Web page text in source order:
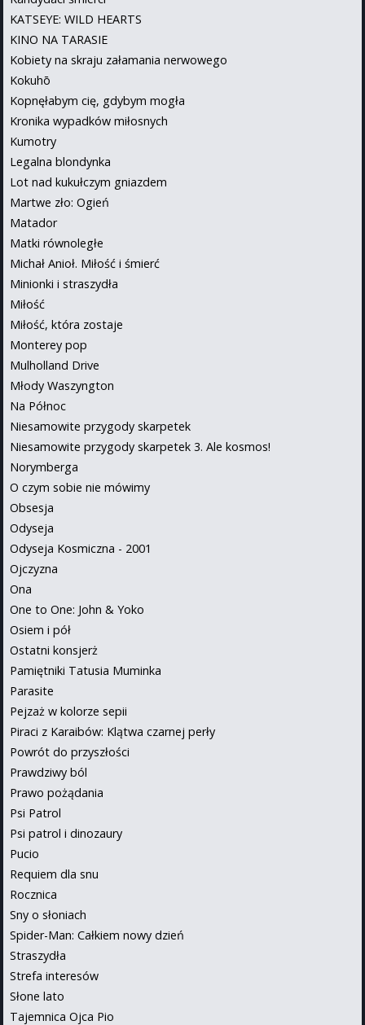
KATSEYE: WILD HEARTS
KINO NA TARASIE
Kobiety na skraju załamania nerwowego
Kokuhō
Kopnęłabym cię, gdybym mogła
Kronika wypadków miłosnych
Kumotry
Legalna blondynka
Lot nad kukułczym gniazdem
Martwe zło: Ogień
Matador
Matki równoległe
Michał Anioł. Miłość i śmierć
Minionki i straszydła
Miłość
Miłość, która zostaje
Monterey pop
Mulholland Drive
Młody Waszyngton
Na Północ
Niesamowite przygody skarpetek
Niesamowite przygody skarpetek 3. Ale kosmos!
Norymberga
O czym sobie nie mówimy
Obsesja
Odyseja
Odyseja Kosmiczna - 2001
Ojczyzna
Ona
One to One: John & Yoko
Osiem i pół
Ostatni konsjerż
Pamiętniki Tatusia Muminka
Parasite
Pejzaż w kolorze sepii
Piraci z Karaibów: Klątwa czarnej perły
Powrót do przyszłości
Prawdziwy ból
Prawo pożądania
Psi Patrol
Psi patrol i dinozaury
Pucio
Requiem dla snu
Rocznica
Sny o słoniach
Spider-Man: Całkiem nowy dzień
Straszydła
Strefa interesów
Słone lato
Tajemnica Ojca Pio